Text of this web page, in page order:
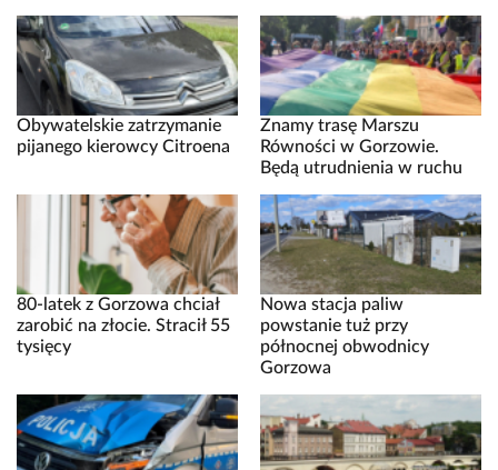
Obywatelskie zatrzymanie
pijanego kierowcy Citroena
Znamy trasę Marszu
Równości w Gorzowie.
Będą utrudnienia w ruchu
80-latek z Gorzowa chciał
zarobić na złocie. Stracił 55
tysięcy
Nowa stacja paliw
powstanie tuż przy
północnej obwodnicy
Gorzowa